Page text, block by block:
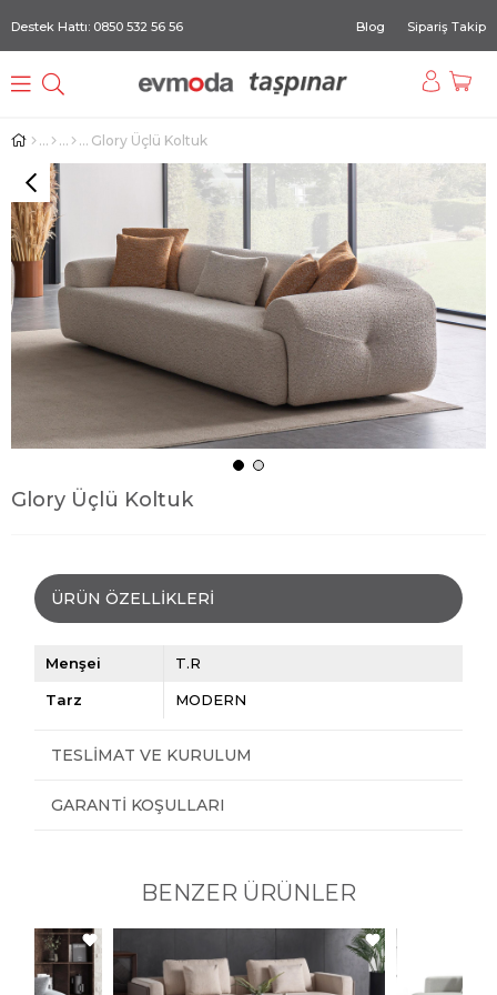
Destek Hattı: 0850 532 56 56 Blog Sipariş Takip
Glory Üçlü Koltuk
Glory Üçlü Koltuk
ÜRÜN ÖZELLIKLERI
Menşei T.R
Tarz MODERN
TESLIMAT VE KURULUM
GARANTI KOŞULLARI
BENZER ÜRÜNLER